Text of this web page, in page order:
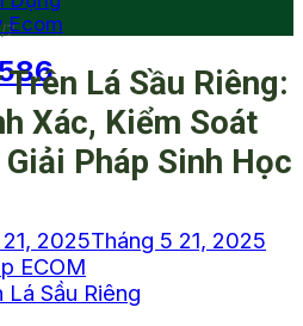
7
Ecom
Lá Sầu Riêng:
Xác, Kiểm Soát
Pháp Sinh Học
2025Tháng 5 21, 2025
ECOM